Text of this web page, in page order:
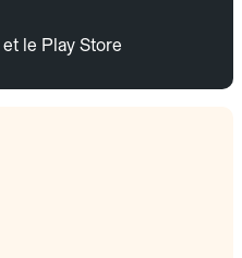
le Play Store